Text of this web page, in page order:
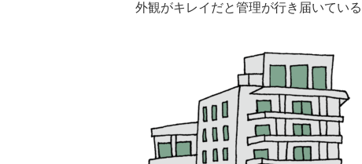
外観がキレイだと管理が行き届いてい